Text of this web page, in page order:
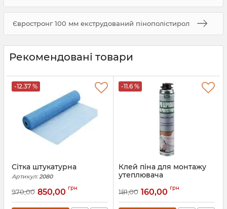
Євростронг 100 мм екструдований пінополістирол
Рекомендовані товари
-12.37 %
Сітка штукатурна
Артикул: 2080
970,00 850,00 грн
-11.6 %
Клей піна для монтажу
утеплювача
181,00 160,00 грн